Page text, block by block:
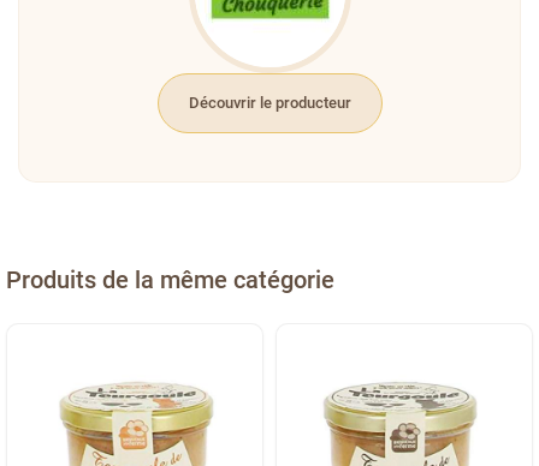
Découvrir le producteur
Produits de la même catégorie